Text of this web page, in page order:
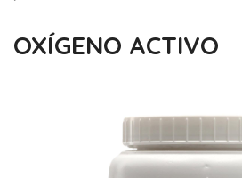
OXÍGENO ACTIVO